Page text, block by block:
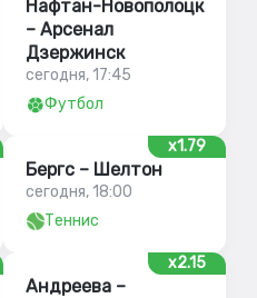
Нафтан-Новополоцк
– Арсенал
Дзержинск
сегодня, 17:45
Футбол
x1.79
Бергс – Шелтон
сегодня, 18:00
Теннис
x2.15
Андреева –